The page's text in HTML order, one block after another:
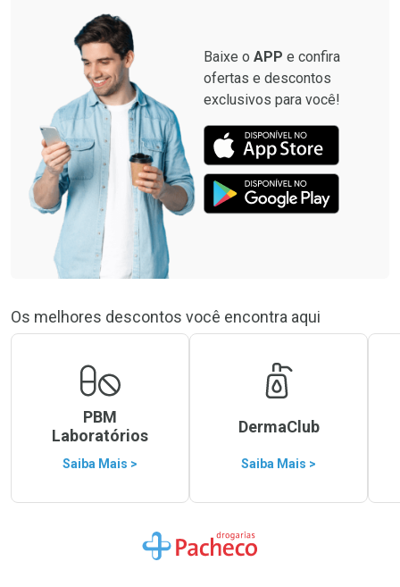
Baixe o APP e confira
ofertas e descontos
exclusivos para você!
Os melhores descontos você encontra aqui
PBM
Laboratórios
Saiba Mais >
DermaClub
Saiba Mais >
Ir para a Home